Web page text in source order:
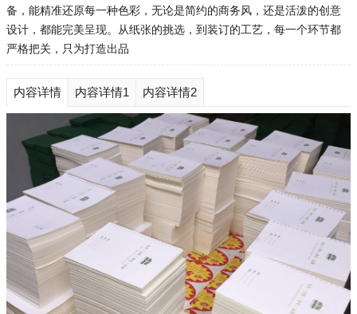
备，能精准还原每一种色彩，无论是简约的商务风，还是活泼的创意
设计，都能完美呈现。从纸张的挑选，到装订的工艺，每一个环节都
严格把关，只为打造出品
内容详情 内容详情1 内容详情2